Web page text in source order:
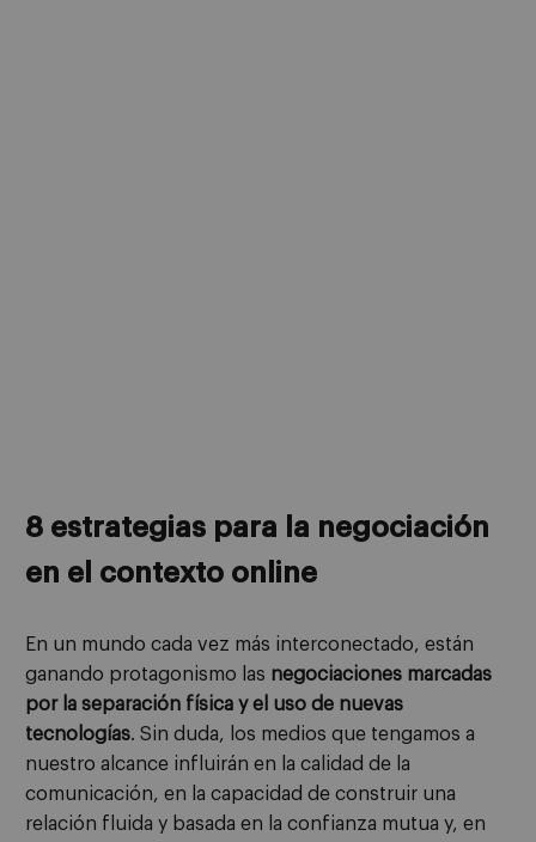
8 estrategias para la negociación
en el contexto online
En un mundo cada vez más interconectado, están
ganando protagonismo las negociaciones marcadas
por la separación física y el uso de nuevas
tecnologías. Sin duda, los medios que tengamos a
nuestro alcance influirán en la calidad de la
comunicación, en la capacidad de construir una
relación fluida y basada en la confianza mutua y, en